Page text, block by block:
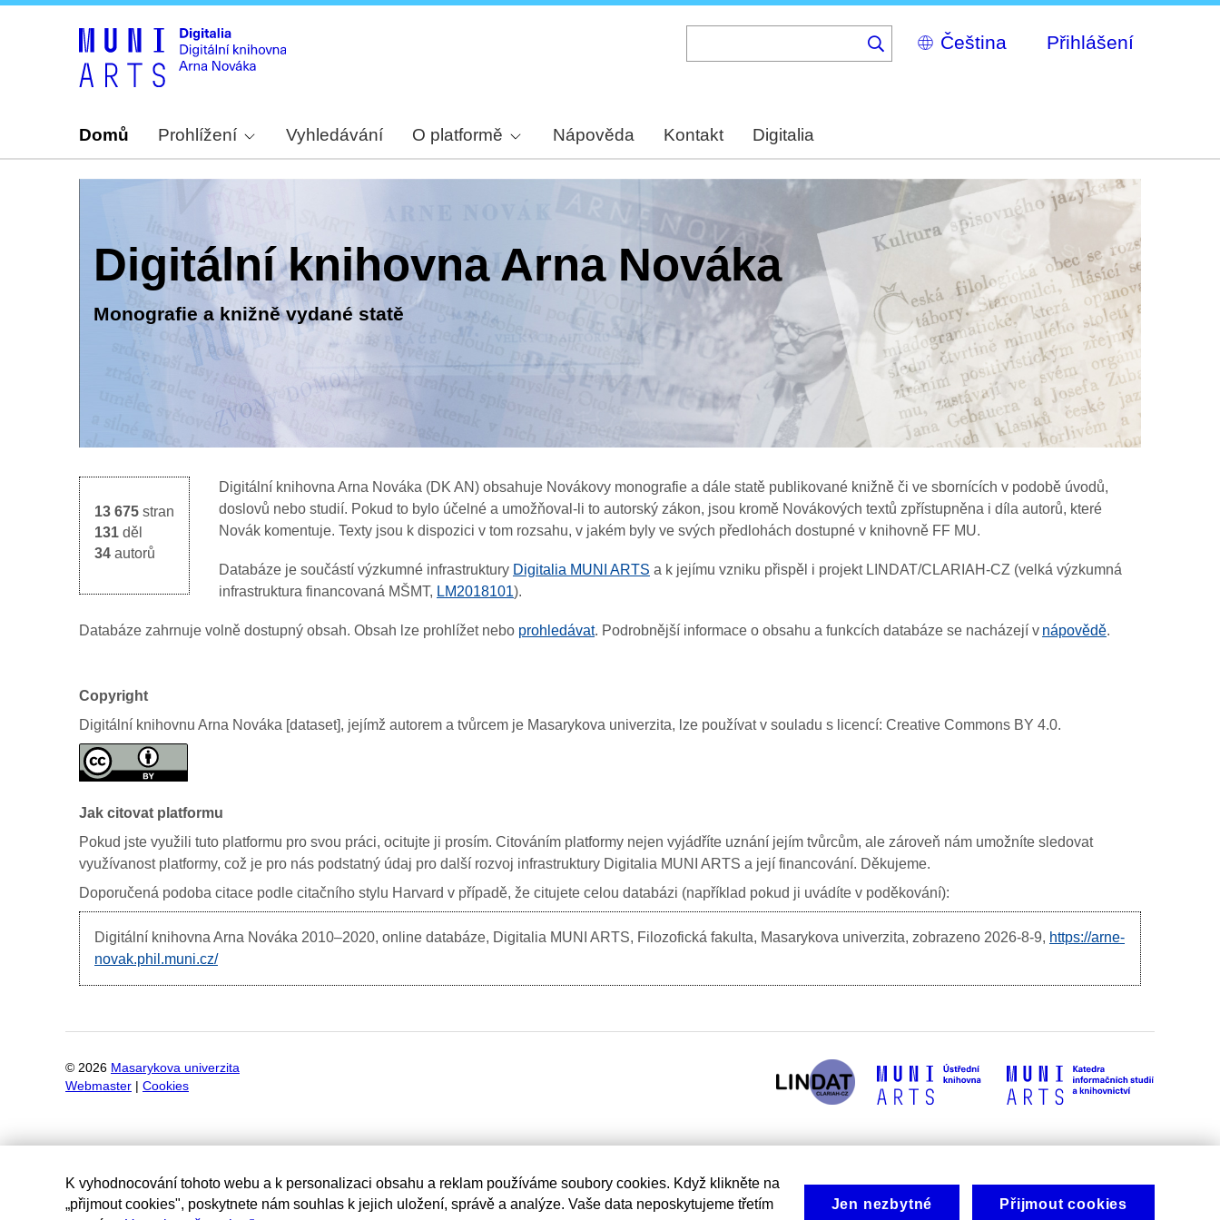
Select
your
Přihlášení
Domů Prohlížení Vyhledávání O platformě Nápověda Kontakt Digitalia
Digitální knihovna Arna Nováka
Monografie a knižně vydané statě
13 675 stran
131 děl
34 autorů
Digitální knihovna Arna Nováka (DK AN) obsahuje Novákovy monografie a dále statě publikované knižně či ve sbornících v podobě úvodů,
doslovů nebo studií. Pokud to bylo účelné a umožňoval-li to autorský zákon, jsou kromě Novákových textů zpřístupněna i díla autorů, které
Novák komentuje. Texty jsou k dispozici v tom rozsahu, v jakém byly ve svých předlohách dostupné v knihovně FF MU.
Databáze je součástí výzkumné infrastruktury Digitalia MUNI ARTS a k jejímu vzniku přispěl i projekt LINDAT/CLARIAH-CZ (velká výzkumná
infrastruktura financovaná MŠMT, LM2018101).
Databáze zahrnuje volně dostupný obsah. Obsah lze prohlížet nebo prohledávat. Podrobnější informace o obsahu a funkcích databáze se nacházejí v nápovědě.
Copyright
Digitální knihovnu Arna Nováka [dataset], jejímž autorem a tvůrcem je Masarykova univerzita, lze používat v souladu s licencí: Creative Commons BY 4.0.
Jak citovat platformu
Pokud jste využili tuto platformu pro svou práci, ocitujte ji prosím. Citováním platformy nejen vyjádříte uznání jejím tvůrcům, ale zároveň nám umožníte sledovat
využívanost platformy, což je pro nás podstatný údaj pro další rozvoj infrastruktury Digitalia MUNI ARTS a její financování. Děkujeme.
Doporučená podoba citace podle citačního stylu Harvard v případě, že citujete celou databázi (například pokud ji uvádíte v poděkování):
Digitální knihovna Arna Nováka 2010–2020, online databáze, Digitalia MUNI ARTS, Filozofická fakulta, Masarykova univerzita, zobrazeno 2026-8-9, https://arne-
novak.phil.muni.cz/
© 2026 Masarykova univerzita
Webmaster
Cookies
K vyhodnocování tohoto webu a k personalizaci obsahu a reklam používáme soubory cookies. Když klikněte na
„přijmout cookies", poskytnete nám souhlas k jejich uložení, správě a analýze. Vaše data neposkytujeme třetím
Jen nezbytné Přijmout cookies